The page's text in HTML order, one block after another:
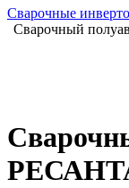
Сварочные
Сварочный